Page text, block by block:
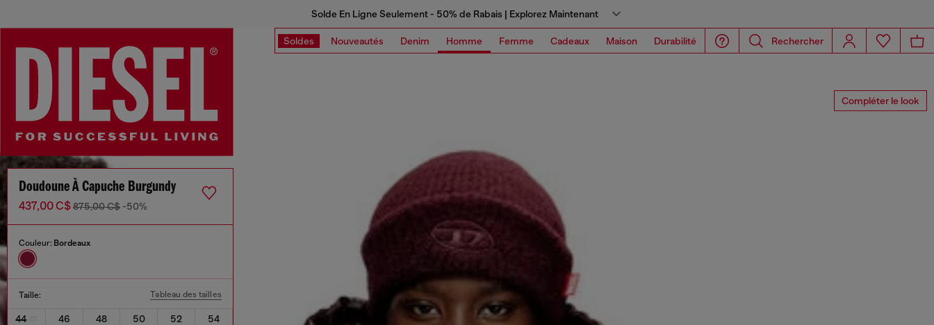
Solde En Ligne Seulement - 50% de Rabais | Explorez Maintenant
Soldes Nouveautés Denim Homme Femme Cadeaux Maison Durabilité Rechercher
Compléter le look
Doudoune À Capuche Burgundy
437,00 C$875,00 C$ -50%
Couleur: Bordeaux
Taille: Tableau des tailles
44 46 48 50 52
54